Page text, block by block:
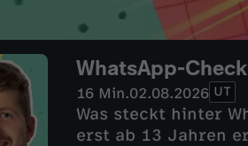
WhatsApp-
16 Min.02.08.2026 UT
Was steckt hinter
erst ab 13 Jahren